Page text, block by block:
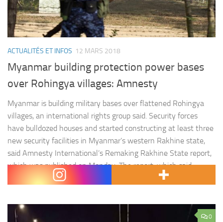
ACTUALITÉS ET INFOS 12 MARS 2018
Myanmar building protection power bases
over Rohingya villages: Amnesty
Myanmar is building military bases over flattened Rohingya
villages, an international rights group said. Security forces
have bulldozed houses and started constructing at least three
new security facilities in Myanmar’s western Rakhine state,
said Amnesty International’s Remaking Rakhine State report,
which was published on Monday. The report, which said
construction of the three army outposts…
0